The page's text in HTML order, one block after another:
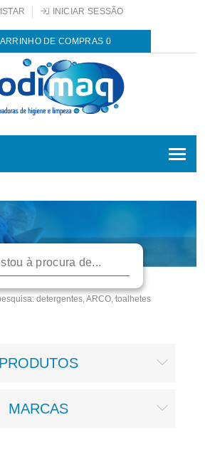
INICIAR SESSÃO
DE COMPRAS 0
detergentes, ARCO, toalhetes
PRODUTOS
MARCAS